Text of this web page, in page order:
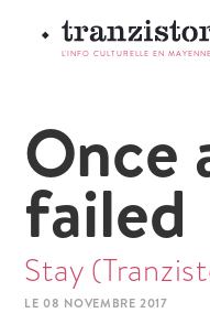
L'INFO CULTURELLE EN MAYENNE
Once
failed
Stay
LE 08 NOVEMBRE 2017